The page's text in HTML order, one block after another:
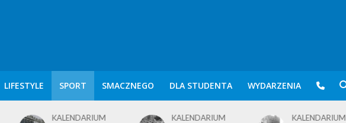
LIFESTYLE SPORT SMACZNEGO DLA STUDENTA WYDARZENIA
KALENDARIUM
KALENDARIUM
KALENDARIUM